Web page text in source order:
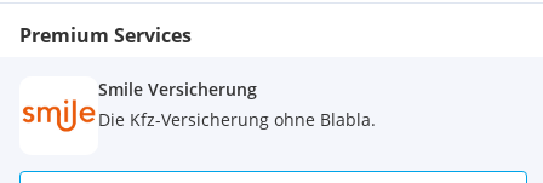
Premium Services
Smile Versicherung
Die Kfz-Versicherung ohne Blabla.